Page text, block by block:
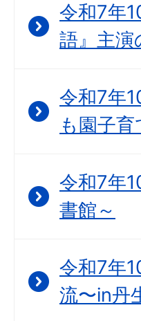
令和7年
語』主
令和7年
も園子
令和7年
書館～
令和7年
流〜in丹